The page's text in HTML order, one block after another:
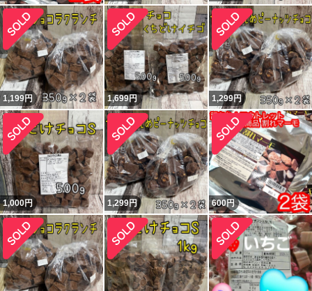
1,199円 1,699円 1,299円
1,000円 1,299円 600円